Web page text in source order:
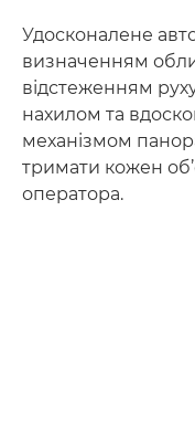
Удосконалене
визначенням
відстеженням
нахилом та
механізмом
тримати кожен
оператора.